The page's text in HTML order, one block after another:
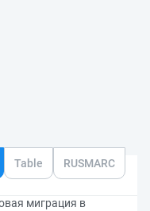
Table RUSMARC
миграция в